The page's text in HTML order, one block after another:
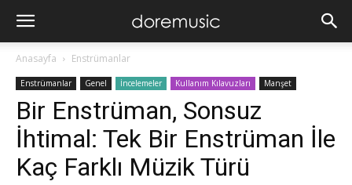
Anasayfa Enstrümanlar
Enstrümanlar Genel İncelemeler Kullanım Kılavuzları Manşet
Bir Enstrüman, Sonsuz
İhtimal: Tek Bir Enstrüman İle
Kaç Farklı Müzik Türü